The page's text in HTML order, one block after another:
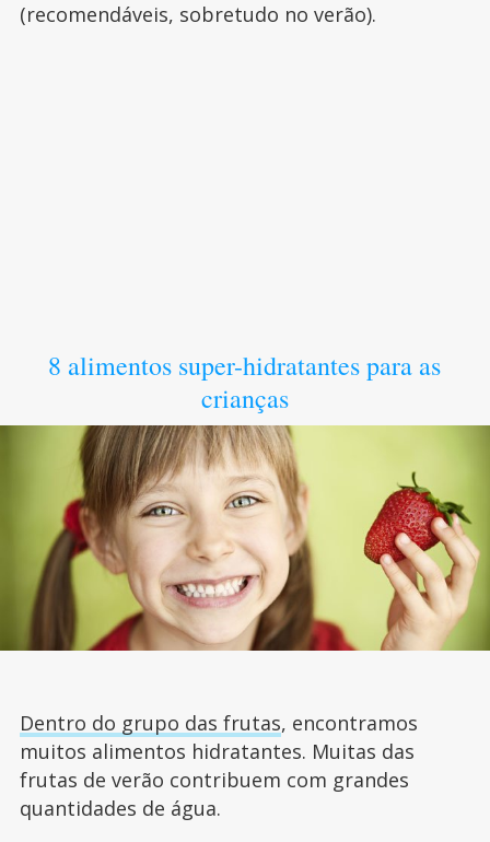
(recomendáveis, sobretudo no verão).
8 alimentos super-hidratantes para as
crianças
Dentro do grupo das frutas, encontramos
muitos alimentos hidratantes. Muitas das
frutas de verão contribuem com grandes
quantidades de água.